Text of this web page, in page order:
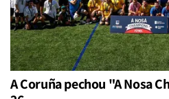
A Coruña pechou "A Nosa